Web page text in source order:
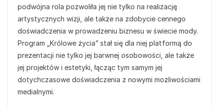
podwójna rola pozwoliła jej nie tylko na realizację
artystycznych wizji, ale także na zdobycie cennego
doświadczenia w prowadzeniu biznesu w świecie mody.
Program „Królowe życia” stał się dla niej platformą do
prezentacji nie tylko jej barwnej osobowości, ale także
jej projektów i estetyki, łącząc tym samym jej
dotychczasowe doświadczenia z nowymi możliwościami
medialnymi.